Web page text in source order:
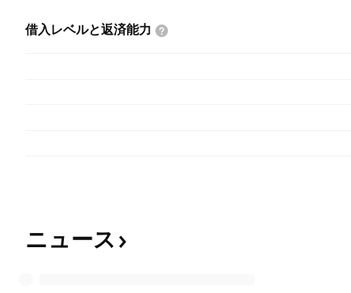
借入レベルと返済能力
ニュース